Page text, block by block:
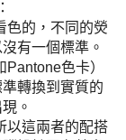
色的，不同的熒
有一個標準。
Pantone色卡）
轉換到實質的
。
以這兩者的配搭